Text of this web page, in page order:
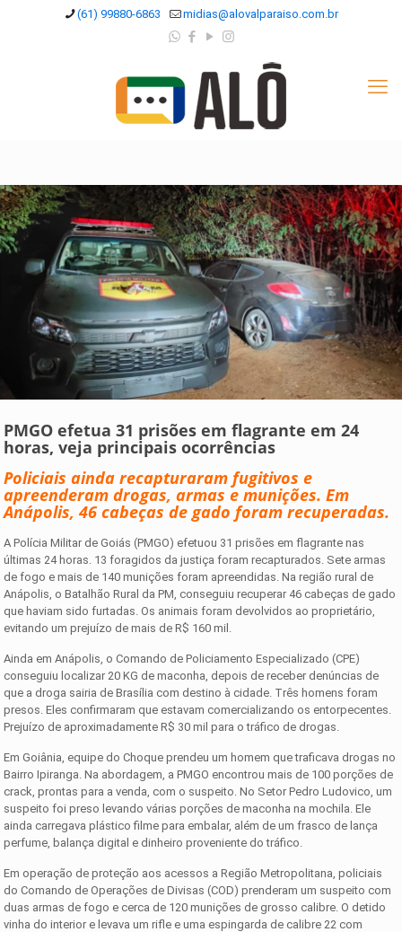
(61) 99880-6863 midias@alovalparaiso.com.br
PMGO efetua 31 prisões em flagrante em 24
horas, veja principais ocorrências
Policiais ainda recapturaram fugitivos e
apreenderam drogas, armas e munições. Em
Anápolis, 46 cabeças de gado foram recuperadas.
A Polícia Militar de Goiás (PMGO) efetuou 31 prisões em flagrante nas
últimas 24 horas. 13 foragidos da justiça foram recapturados. Sete armas
de fogo e mais de 140 munições foram apreendidas. Na região rural de
Anápolis, o Batalhão Rural da PM, conseguiu recuperar 46 cabeças de gado
que haviam sido furtadas. Os animais foram devolvidos ao proprietário,
evitando um prejuízo de mais de R$ 160 mil.
Ainda em Anápolis, o Comando de Policiamento Especializado (CPE)
conseguiu localizar 20 KG de maconha, depois de receber denúncias de
que a droga sairia de Brasília com destino à cidade. Três homens foram
presos. Eles confirmaram que estavam comercializando os entorpecentes.
Prejuízo de aproximadamente R$ 30 mil para o tráfico de drogas.
Em Goiânia, equipe do Choque prendeu um homem que traficava drogas no
Bairro Ipiranga. Na abordagem, a PMGO encontrou mais de 100 porções de
crack, prontas para a venda, com o suspeito. No Setor Pedro Ludovico, um
suspeito foi preso levando várias porções de maconha na mochila. Ele
ainda carregava plástico filme para embalar, além de um frasco de lança
perfume, balança digital e dinheiro proveniente do tráfico.
Em operação de proteção aos acessos a Região Metropolitana, policiais
do Comando de Operações de Divisas (COD) prenderam um suspeito com
duas armas de fogo e cerca de 120 munições de grosso calibre. O detido
vinha do interior e levava um rifle e uma espingarda de calibre 22 com